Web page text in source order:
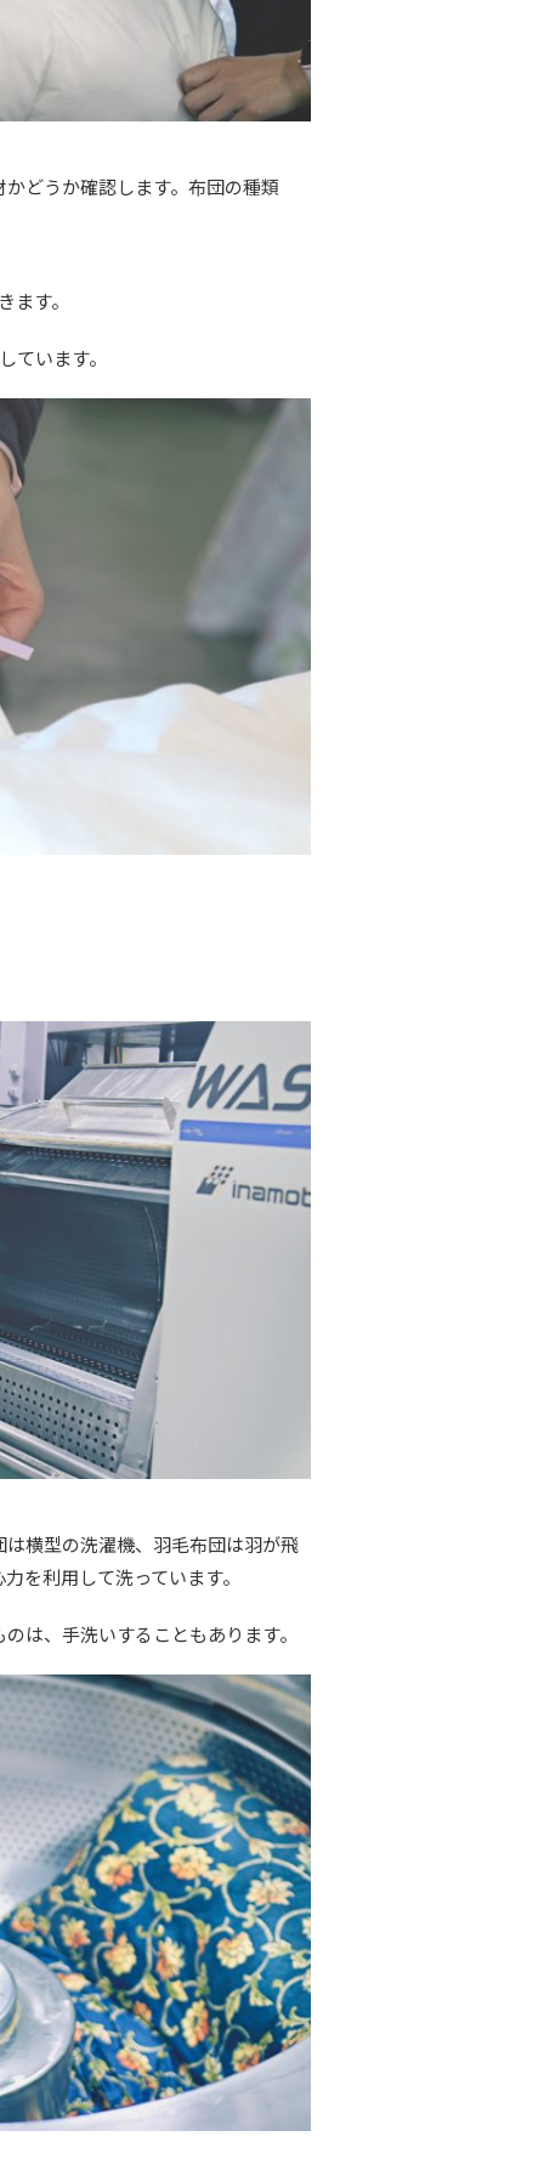
どうか確認します。布団の種類
す。
います。
横型の洗濯機、羽毛布団は羽が飛
を利用して洗っています。
は、手洗いすることもあります。